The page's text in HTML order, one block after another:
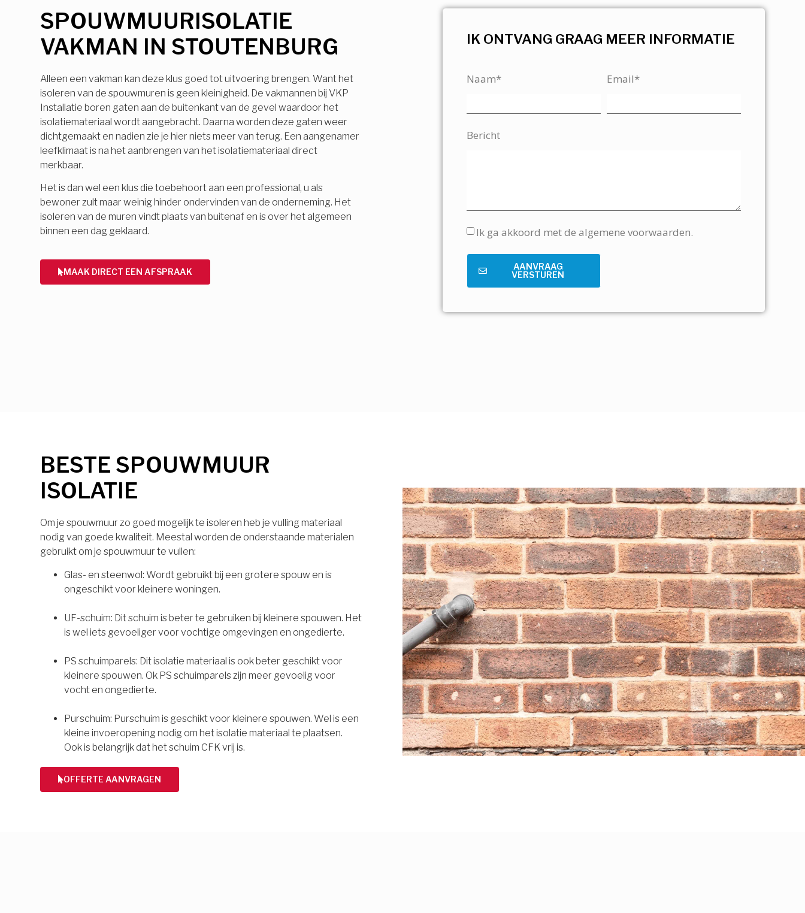
SPOUWMUURISOLATIE
VAKMAN IN STOUTENBURG
Alleen een vakman kan deze klus goed tot uitvoering brengen. Want het
isoleren van de spouwmuren is geen kleinigheid. De vakmannen bij VKP
Installatie boren gaten aan de buitenkant van de gevel waardoor het
isolatiemateriaal wordt aangebracht. Daarna worden deze gaten weer
dichtgemaakt en nadien zie je hier niets meer van terug. Een aangenamer
leefklimaat is na het aanbrengen van het isolatiemateriaal direct
merkbaar.
Het is dan wel een klus die toebehoort aan een professional, u als
bewoner zult maar weinig hinder ondervinden van de onderneming. Het
isoleren van de muren vindt plaats van buitenaf en is over het algemeen
binnen een dag geklaard.
MAAK DIRECT EEN AFSPRAAK
IK ONTVANG GRAAG MEER INFORMATIE
Naam* Email*
Bericht
Ik ga akkoord met de algemene voorwaarden.
AANVRAAG
VERSTUREN
BESTE SPOUWMUUR
ISOLATIE
Om je spouwmuur zo goed mogelijk te isoleren heb je vulling materiaal
nodig van goede kwaliteit. Meestal worden de onderstaande materialen
gebruikt om je spouwmuur te vullen:
Glas- en steenwol: Wordt gebruikt bij een grotere spouw en is
ongeschikt voor kleinere woningen.
UF-schuim: Dit schuim is beter te gebruiken bij kleinere spouwen. Het
is wel iets gevoeliger voor vochtige omgevingen en ongedierte.
PS schuimparels: Dit isolatie materiaal is ook beter geschikt voor
kleinere spouwen. Ok PS schuimparels zijn meer gevoelig voor
vocht en ongedierte.
Purschuim: Purschuim is geschikt voor kleinere spouwen. Wel is een
kleine invoeropening nodig om het isolatie materiaal te plaatsen.
Ook is belangrijk dat het schuim CFK vrij is.
OFFERTE AANVRAGEN